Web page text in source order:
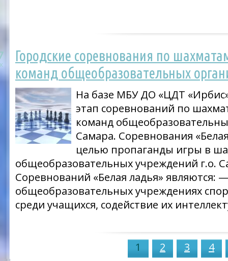
Городские соревнования по
команд общеобразовательных
На базе МБУ ДО «ЦДТ
этап соревнований по
команд
Самара. Соревнования
целью пропаганды игры в
общеобразовательных учреждений г.о.
Соревнований «Белая ладья» являются:
общеобразовательных учреждениях
среди учащихся, содействие их
1 2 3 4